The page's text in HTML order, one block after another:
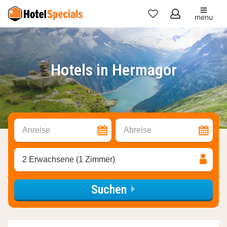
Meine
Favoriten
menu
Hotels in Hermagor
Anreise Abreise
2 Erwachsene (1 Zimmer)
Suchen